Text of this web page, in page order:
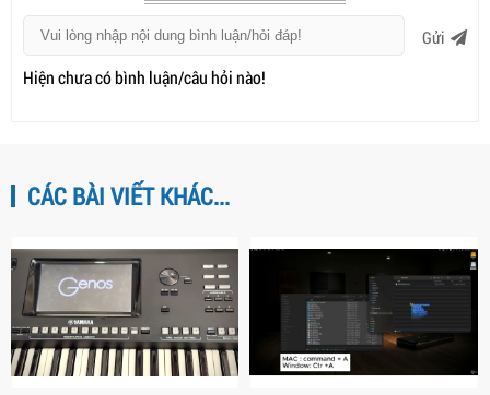
Gửi
Hiện chưa có bình luận/câu hỏi nào!
CÁC BÀI VIẾT KHÁC...